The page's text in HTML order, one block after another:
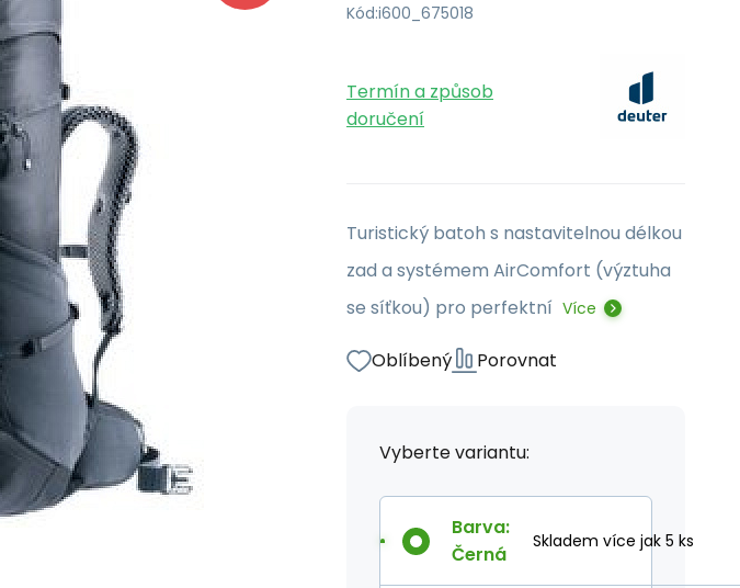
Kód:i600_675018
Termín a způsob
doručení
Turistický batoh s nastavitelnou délkou
zad a systémem AirComfort (výztuha
se síťkou) pro perfektní Více
Oblíbený Porovnat
Vyberte variantu:
Barva:
Černá
Skladem více jak 5 ks